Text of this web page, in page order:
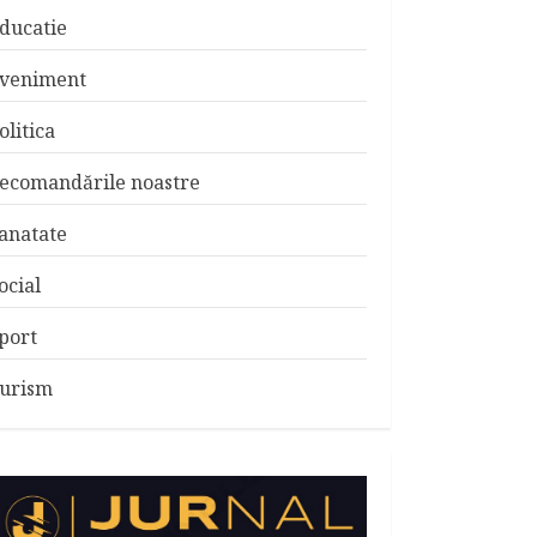
noastre